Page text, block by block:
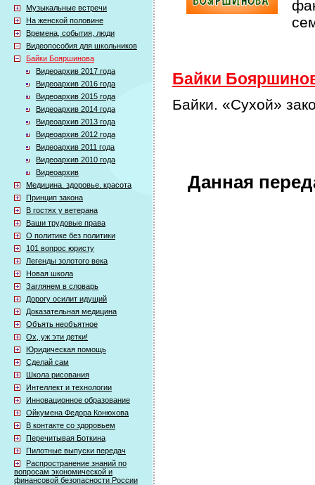
Музыкальные встречи
На женской половине
Времена, события, люди
Видеопособия для школьников
Байки Бояршинова
Видеоархив 2017 года
Видеоархив 2016 года
Видеоархив 2015 года
Видеоархив 2014 года
Видеоархив 2013 года
Видеоархив 2012 года
Видеоархив 2011 года
Видеоархив 2010 года
Видеоархив
Медицина. здоровье. красота
Принцип закона
В гостях у ветерана
Ваши трудовые права
О политике без политики
101 вопрос юристу
Легенды золотого века
Новая школа
Заглянем в словарь
Дорогу осилит идущий
Доказательная медицина
Объять необъятное
Ох, уж эти детки!
Юридическая помощь
Сделай сам
Школа рисования
Интеллект и технологии
Инновационное образование
Ойкумена Федора Конюхова
В контакте со здоровьем
Перечитывая Боткина
Пилотные выпуски передач
Распространение знаний по
вопросам экономической и
финансовой безопасности России
Байки
Байки. «Сухой»
Данная